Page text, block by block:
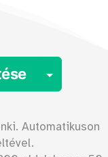
Toggle
Automatikuson